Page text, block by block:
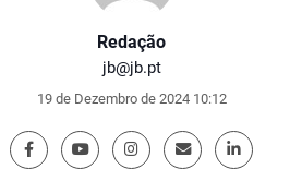
Redação
jb@jb.pt
19 de Dezembro de 2024 10:12